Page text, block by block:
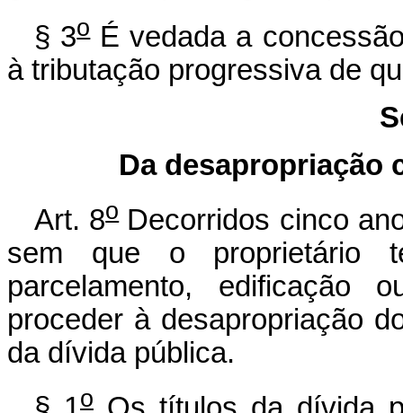
§ 3o É vedada a
à tributação progressiva de
Da desapropriação
Art. 8o Decorridos cinco
sem que o proprietário
parcelamento, edificação
proceder à desapropriação
da dívida pública.
o